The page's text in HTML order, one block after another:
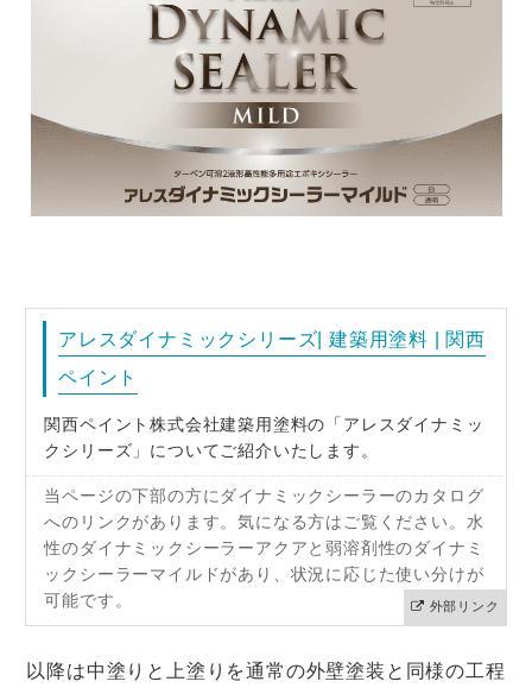
アレスダイナミックシリーズ| 建築用塗料 | 関西
ペイント
関西ペイント株式会社建築用塗料の「アレスダイナミッ
クシリーズ」についてご紹介いたします。
当ページの下部の方にダイナミックシーラーのカタログ
へのリンクがあります。気になる方はご覧ください。水
性のダイナミックシーラーアクアと弱溶剤性のダイナミ
ックシーラーマイルドがあり、状況に応じた使い分けが
可能です。
外部リンク
以降は中塗りと上塗りを通常の外壁塗装と同様の工程